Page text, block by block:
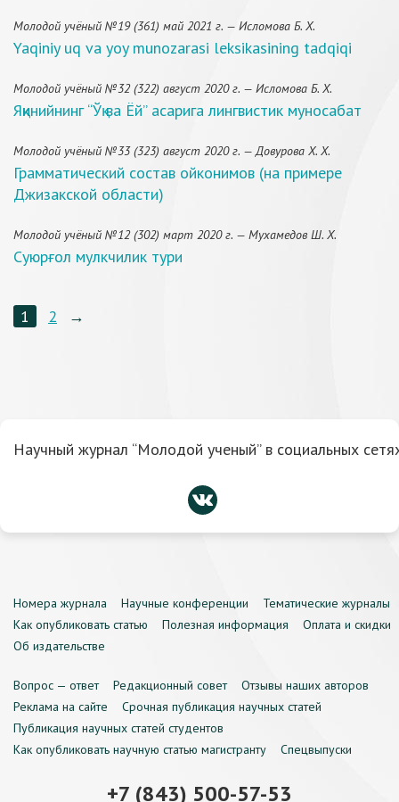
Молодой учёный №19 (361) май 2021 г. — Исломова Б. Х.
Yaqiniy uq va yoy munozarasi leksikasining tadqiqi
Молодой учёный №32 (322) август 2020 г. — Исломова Б. Х.
Яқинийнинг “Ўқ ва Ёй” асарига лингвистик муносабат
Молодой учёный №33 (323) август 2020 г. — Довурова Х. Х.
Грамматический состав ойконимов (на примере
Джизакской области)
Молодой учёный №12 (302) март 2020 г. — Мухамедов Ш. Х.
Cуюрғол мулкчилик тури
1 2 →
Научный журнал “Молодой ученый” в социальных
Номера журнала Научные конференции
Тематические журналы
Как опубликовать статью
Полезная информация
Оплата и скидки
Об издательстве
Вопрос — ответ Редакционный совет
Отзывы наших авторов
Реклама на сайте
Срочная публикация научных статей
Публикация научных статей студентов
Как опубликовать научную статью магистранту
Спецвыпуски
+7 (843) 500-57-53